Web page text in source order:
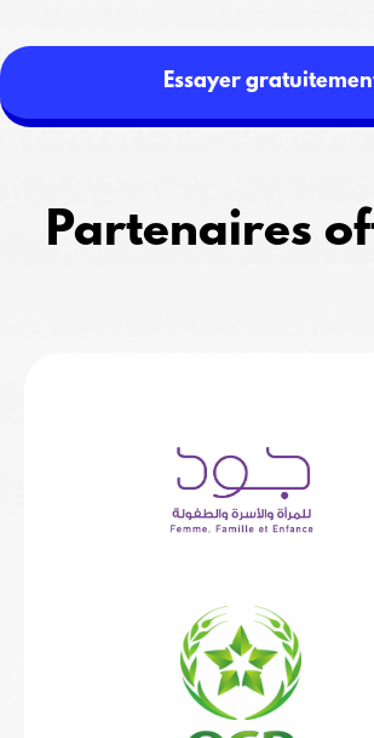
Essayer
Partenaires